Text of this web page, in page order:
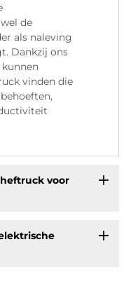
de
als naleving
Dankzij ons
vinden die
voor